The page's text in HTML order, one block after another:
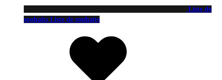
Liste de
souhaits Liste de souhaits